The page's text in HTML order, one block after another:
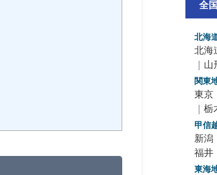
全
北海
北海
｜ 山
関東
東京
｜ 栃
甲信
新潟
福井
東海